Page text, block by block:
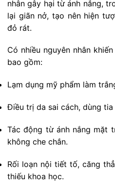
nhân gây hại từ ánh nắng,
lại giãn nở, tạo nên hiện
đỏ rát.
Có nhiều nguyên nhân
bao gồm:
Lạm dụng mỹ phẩm làm
Điều trị da sai cách, dùng
Tác động từ ánh nắng mặt
không che chắn.
Rối loạn nội tiết tố, căng
thiếu khoa học.